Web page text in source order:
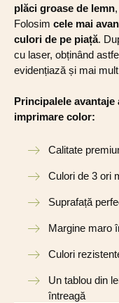
plăci groase de lemn
Folosim cele mai
culori de pe piață.
cu laser, obținând
evidențiază și mai
Principalele
imprimare color:
Calitate
Culori de 3 ori
Suprafață
Margine maro
Culori
Un tablou din
întreagă